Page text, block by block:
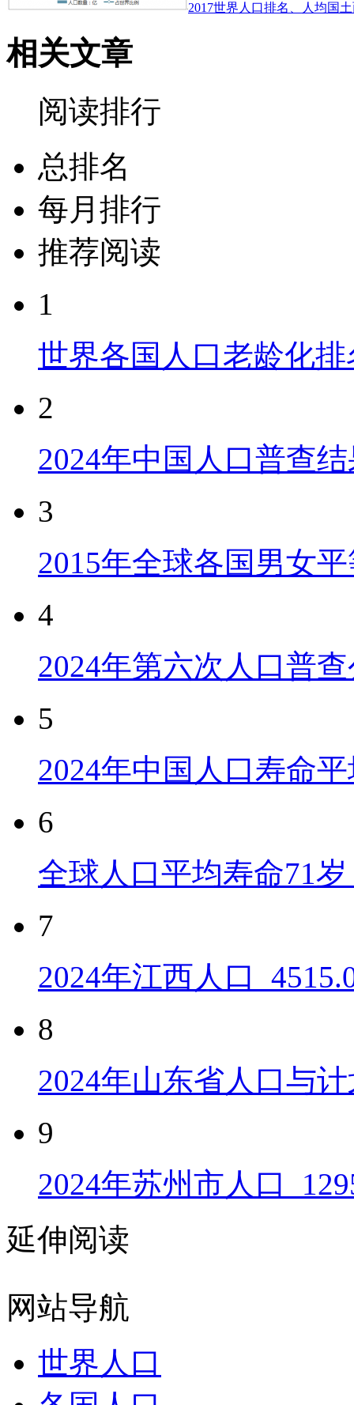
2017世界人口排名、人均国
相关文章
阅读排行
总排名
每月排行
推荐阅读
1
世界各国人口老龄化
2
2024年中国人口普查
3
2015年全球各国男女
4
2024年第六次人口普
5
2024年中国人口寿命
6
全球人口平均寿命71
7
2024年江西人口
8
2024年山东省人口与
9
2024年苏州市人口
延伸阅读
网站导航
世界人口